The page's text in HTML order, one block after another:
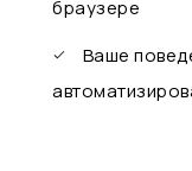
браузере
Ваше